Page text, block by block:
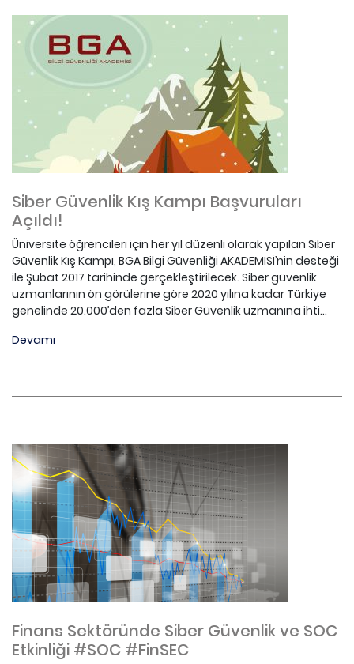
Siber Güvenlik Kış Kampı Başvuruları
Açıldı!
Üniversite öğrencileri için her yıl düzenli olarak yapılan Siber
Güvenlik Kış Kampı, BGA Bilgi Güvenliği AKADEMİSİ’nin desteği
ile Şubat 2017 tarihinde gerçekleştirilecek. Siber güvenlik
uzmanlarının ön görülerine göre 2020 yılına kadar Türkiye
genelinde 20.000’den fazla Siber Güvenlik uzmanına ihti...
Devamı
Finans Sektöründe Siber Güvenlik ve SOC
Etkinliği #SOC #FinSEC